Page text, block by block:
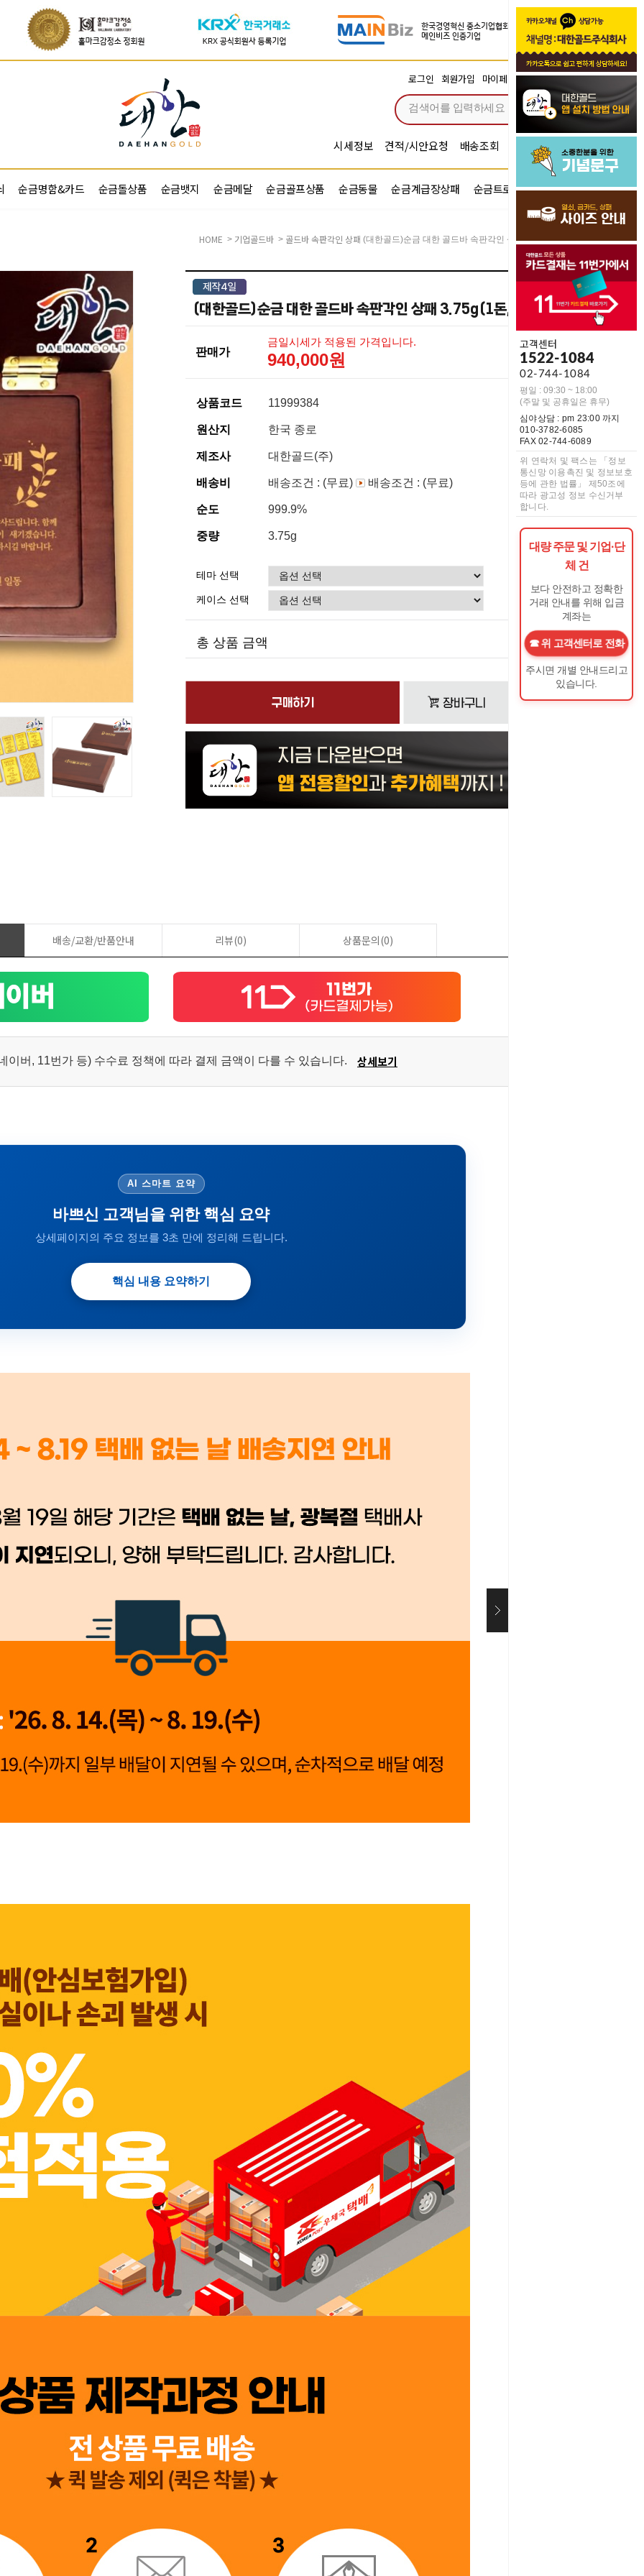
로그인 회원가입 마이페이지 주문조회 장바구니 0
시세정보 견적/시안요청 배송조회 시안확인 기념문구예문
순금명함&카드 순금돌상품 순금뱃지 순금메달 순금골프상품 순금동물 순금계급장상패 순금트로피 순금기업반지
고객센터
1522-1084
02-744-1084
평일 : 09:30 ~ 18:00
(주말 및 공휴일은 휴무)
심야상담 : pm 23:00 까지
010-3782-6085
FAX 02-744-6089
위 연락처 및 팩스는 「정보
통신망 이용촉진 및 정보보호
등에 관한 법률」 제50조에
따라 광고성 정보 수신거부
합니다.
대량 주문 및 기업·단
체 건
보다 안전하고 정확한
거래 안내를 위해 입금
계좌는
위 고객센터로 전화
주시면 개별 안내드리고
있습니다.
HOME > 기업골드바 > 골드바 속판각인 상패 (대한골드)순금 대한 골드바 속판각인 상패 3.75g(1돈,한돈) (감사패)
(대한골드)순금 대한 골드바 속판각인 상패 3.75g(1돈,한돈) (감사패)
판매가
금일시세가 적용된 가격입니다.
940,000원
상품코드 11999384
원산지 한국 종로
제조사 대한골드(주)
배송비 배송조건 : (무료) 배송조건 : (무료)
순도 999.9%
중량 3.75g
테마 선택
케이스 선택
총 상품 금액 0원
배송/교환/반품안내 리뷰(0) 상품문의(0)
이버, 11번가 등) 수수료 정책에 따라 결제 금액이 다를 수 있습니다. 상세보기
AI 스마트 요약
바쁘신 고객님을 위한 핵심 요약
상세페이지의 주요 정보를 3초 만에 정리해 드립니다.
핵심 내용 요약하기
👍 네, 도움 됐어요 👎 아뇨, 아쉬워요